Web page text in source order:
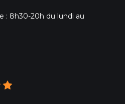
: 8h30-20h du lundi au